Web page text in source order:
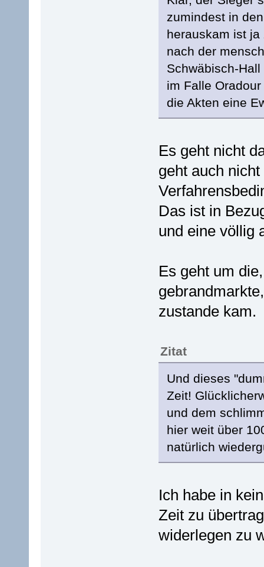
zumindest in
herauskam ist ja
nach der
Schwäbisch-
im Falle
die Akten eine
Es geht nicht
geht auch
Das ist in
und eine völlig
Es geht um
zustande kam.
Zitat
Und dieses
Zeit!
und dem
hier weit über
natürlich
Ich habe in
Zeit zu
widerlegen zu